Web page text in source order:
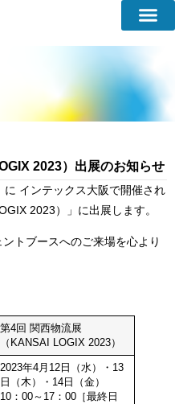
2023）出展のお知らせ
インテックス大阪で開催され
2023）」に出展します。
トブースへのご来場を心より
第4回 関西物流展
（KANSAI LOGIX 2023）
2023年4月12日（水）・13
日（木）・14日（金）
10：00～17：00［最終日